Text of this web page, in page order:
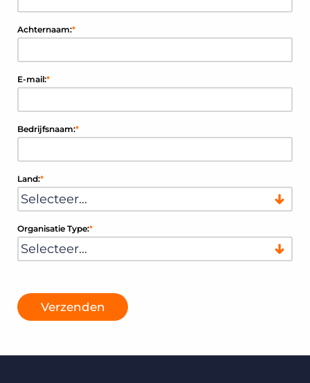
*
Achternaam:
*
E-mail:
*
Bedrijfsnaam:
*
Land:
*
Organisatie Type:
Verzenden